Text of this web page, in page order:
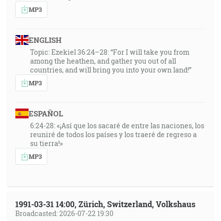
žije vo mne Kristus … [Gl 2:20]
1:17:53
Vyjdime tedy za ním von za tábor nesúc jeho
pohanenie. [Žd 13:13]
1:18:51
Keď išiel Izrael z Egypta, dom Jakobov z národa
panoviskom. [Ž 114:1-2]
1:19:39
A toho množstva uverivších bolo jedno srdce a jedna
duša … [Sk 4:32]
1:20:00
Lebo i v jednom Duchu my všetci sme pokrstení v
jedno telo … [1Kor 12:13]
MP3
ENGLISH
Topic: Ezekiel 36:24–28: “For I will take you from
among the heathen, and gather you out of all
countries, and will bring you into your own land!”
MP3
ESPAÑOL
6:24-28: «¡Así que los sacaré de entre las naciones, los
reuniré de todos los países y los traeré de regreso a
su tierra!»
MP3
1991-03-31 14:00, Zürich, Switzerland, Volkshaus
Broadcasted: 2026-07-22 19:30